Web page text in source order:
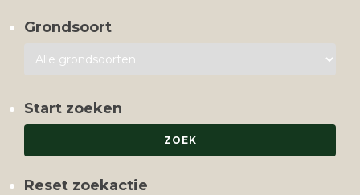
Grondsoort
Start zoeken
Reset zoekactie